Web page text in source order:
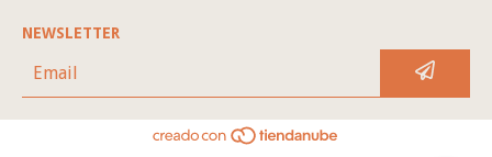
NEWSLETTER